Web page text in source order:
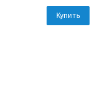
Купить